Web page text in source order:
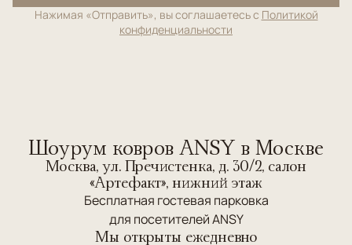
Нажимая «Отправить», вы соглашаетесь с Политикой
конфиденциальности
Шоурум ковров ANSY в Москве
Москва, ул. Пречистенка, д. 30/2, салон
«Артефакт», нижний этаж
Бесплатная гостевая парковка
для посетителей ANSY
Мы открыты ежедневно